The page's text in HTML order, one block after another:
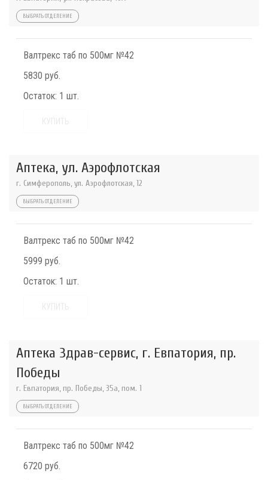
ВЫБРАТЬ ОТДЕЛЕНИЕ
Валтрекс таб по 500мг №42
5830 руб.
Остаток: 1 шт.
Аптека, ул. Аэрофлотская
г. Симферополь, ул. Аэрофлотская, 12
ВЫБРАТЬ ОТДЕЛЕНИЕ
Валтрекс таб по 500мг №42
5999 руб.
Остаток: 1 шт.
Аптека Здрав-сервис, г. Евпатория, пр.
Победы
г. Евпатория, пр. Победы, 35а, пом. 1
ВЫБРАТЬ ОТДЕЛЕНИЕ
Валтрекс таб по 500мг №42
6720 руб.